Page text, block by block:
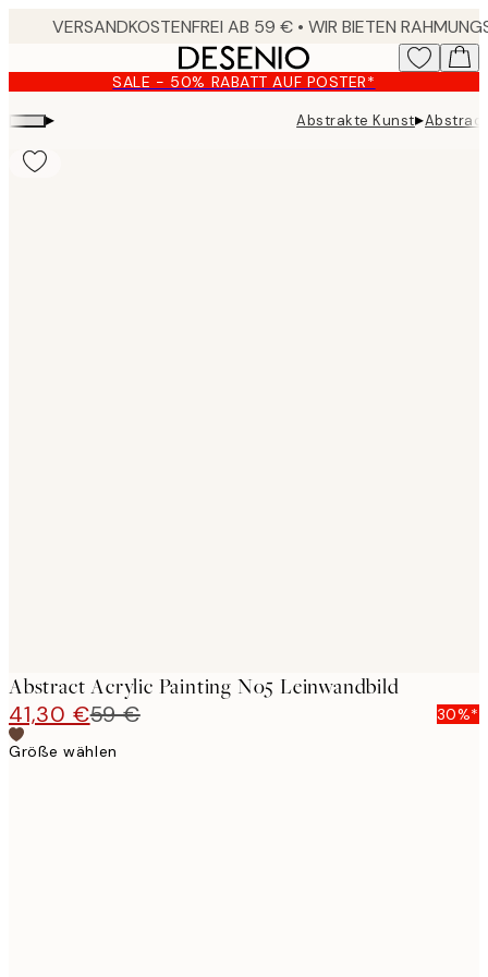
content.
SALE - 50% RABATT AUF POSTER*
▸ Abstrakte Kunst▸
Abstract Acrylic Painting No5 Leinwandbild
41,30 €59 €
30%*
Größe wählen